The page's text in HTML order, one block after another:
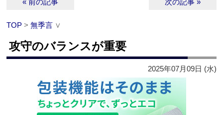
« 前の記事 次の記事 »
TOP >無季言 ∨
攻守のバランスが重要
2025年07月09日 (水)